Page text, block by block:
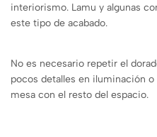
interiorismo. Lamu y algunas
este tipo de acabado.
No es necesario repetir el
pocos detalles en iluminación
mesa con el resto del espacio.